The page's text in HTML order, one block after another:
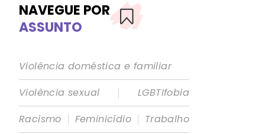
NAVEGUE POR
ASSUNTO
Violência doméstica e familiar
Violência sexual
|
LGBTIfobia
Racismo | Feminicídio | Trabalho